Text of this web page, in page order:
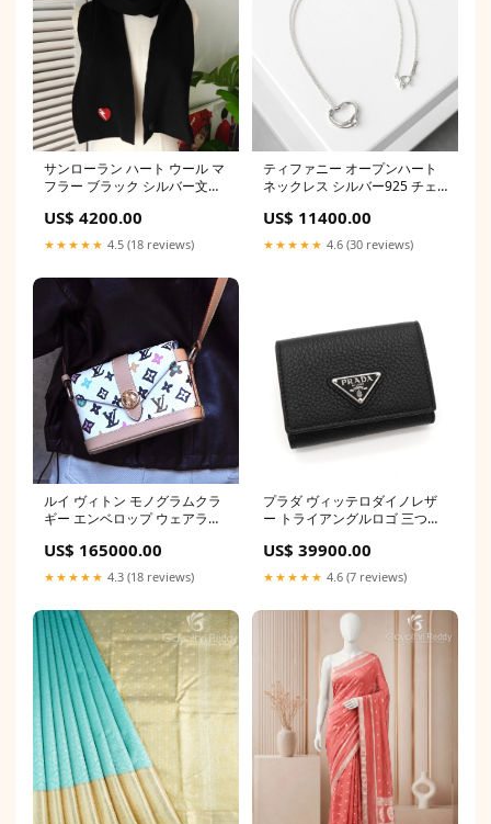
サンローラン ハート ウール マ
フラー ブラック シルバー文字
US$ 4200.00
★★★★★ 4.5 (18 reviews)
ティファニー オープンハート
ネックレス シルバー925 チェ
US$ 11400.00
★★★★★ 4.6 (30 reviews)
ルイ ヴィトン モノグラムクラ
ギー エンベロップ ウェアラブ
M83346 ICチップ内蔵 チョー
カー
US$ 165000.00
★★★★★ 4.3 (18 reviews)
プラダ ヴィッテロダイノレザ
ー トライアングルロゴ 三つ折
ング
US$ 39900.00
★★★★★ 4.6 (7 reviews)